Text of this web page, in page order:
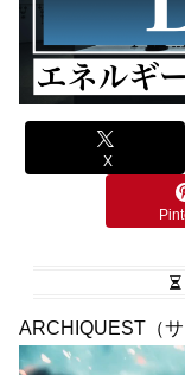
X
ARCHIQUEST（サ
動